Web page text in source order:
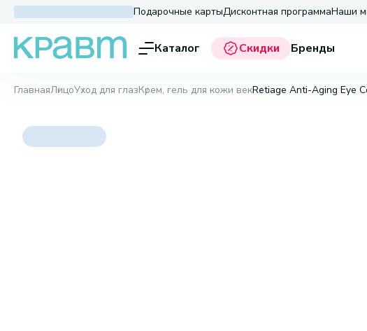
Подарочные картыДисконтная программаНаши
Каталог Скидки Бренды
ГлавнаяЛицоУход для глазКрем, гель для кожи векRetiage Anti-Aging Eye